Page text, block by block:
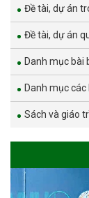
Đề tài, dự án
Đề tài, dự án
Danh mục bài
Danh mục các
Sách và giáo